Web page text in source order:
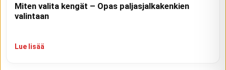
Miten valita kengät – Opas paljasjalkakenkien
valintaan
Lue lisää